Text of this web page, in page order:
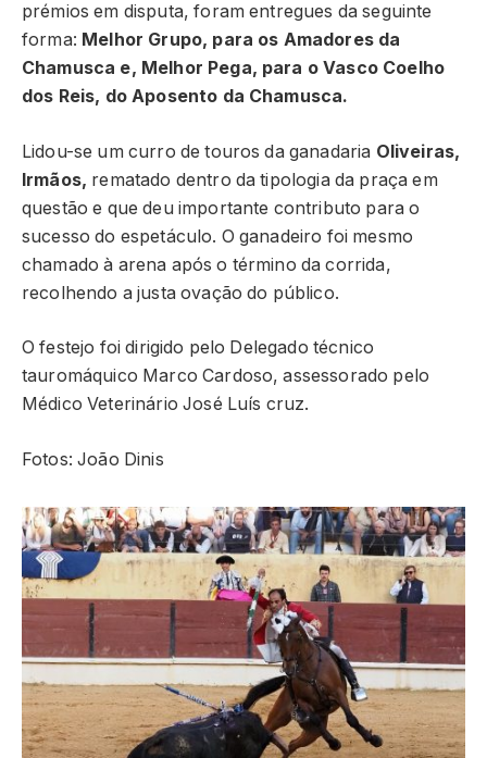
prémios em disputa, foram entregues da seguinte
forma: Melhor Grupo, para os Amadores da
Chamusca e, Melhor Pega, para o Vasco Coelho
dos Reis, do Aposento da Chamusca.
Lidou-se um curro de touros da ganadaria Oliveiras,
Irmãos, rematado dentro da tipologia da praça em
questão e que deu importante contributo para o
sucesso do espetáculo. O ganadeiro foi mesmo
chamado à arena após o término da corrida,
recolhendo a justa ovação do público.
O festejo foi dirigido pelo Delegado técnico
tauromáquico Marco Cardoso, assessorado pelo
Médico Veterinário José Luís cruz.
Fotos: João Dinis